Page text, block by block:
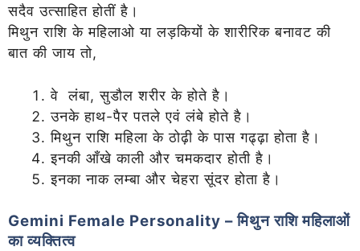
सदैव उत्साहित होतीं है।
मिथुन राशि के महिलाओ या लड़कियों के शारीरिक बनावट की
बात की जाय तो,
वे लंबा, सुडौल शरीर के होते है।
उनके हाथ-पैर पतले एवं लंबे होते है।
मिथुन राशि महिला के ठोढ़ी के पास गढ्ढ़ा होता है।
इनकी आँखे काली और चमकदार होती है।
इनका नाक लम्बा और चेहरा सूंदर होता है।
Gemini Female Personality – मिथुन राशि महिलाओं
का व्यक्तित्व